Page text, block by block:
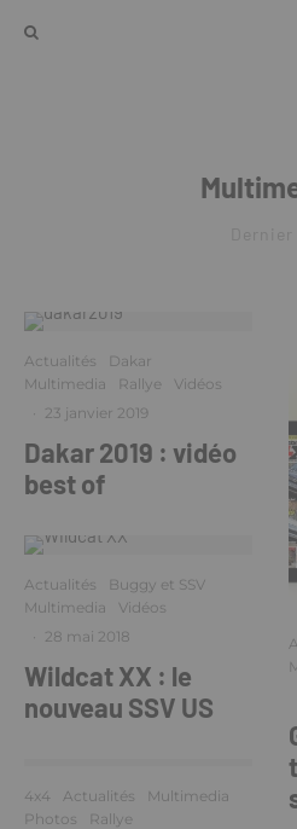
Actualités
Dakar
Multimedia
Rallye
Vidéos
· 23 janvier 2019
Dakar 2019 : vidéo
best of
Actualités
Buggy et SSV
Multimedia
Vidéos
· 28 mai 2018
Wildcat XX : le
nouveau SSV US
4x4 Actualités
Multimedia
Photos
Rallye